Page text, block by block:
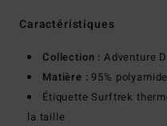
Caractéristiques
Collection : Adventure
Matière : 95%
Étiquette Surftrek
la taille